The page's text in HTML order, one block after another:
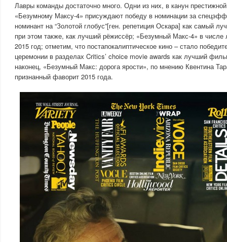
Лавры команды достаточно много. Одни из них, в канун
«Безумному Максу-4» присуждают победу в номинации за
номинант на “Золотой глобус”[ген. репетиция Оскара] как самый
при этом также, как лучший рёжиссёр; «Безумный Макс-4» в
2015 год; отметим, что постапокалиптическое кино – стало
церемонии в разделах Critics’ choice movie awards как лучший
наконец, «Безумный Макс: дорога ярости», по мнению Квентина
признанный фаворит 2015 года.